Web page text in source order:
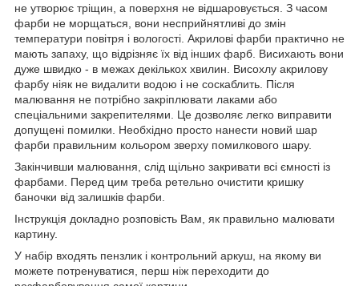
не утворює тріщин, а поверхня не відшаровується. З часом
фарби не морщаться, вони несприйнятливі до змін
температури повітря і вологості. Акрилові фарби практично не
мають запаху, що відрізняє їх від інших фарб. Висихають вони
дуже швидко - в межах декількох хвилин. Висохлу акрилову
фарбу ніяк не видалити водою і не соскаблить. Після
малювання не потрібно закріплювати лаками або
спеціальними закрепителями. Це дозволяє легко виправити
допущені помилки. Необхідно просто нанести новий шар
фарби правильним кольором зверху помилкового шару.
Закінчивши малювання, слід щільно закривати всі ємності із
фарбами. Перед цим треба ретельно очистити кришку
баночки від залишків фарби.
Інструкція докладно розповість Вам, як правильно малювати
картину.
У набір входять пензлик і контрольний аркуш, на якому ви
можете потренуватися, перш ніж переходити до